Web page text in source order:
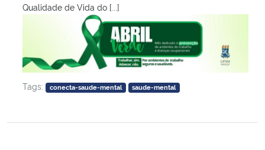
Qualidade de Vida do [...]
Tags: conecta-saude-mental saude-mental